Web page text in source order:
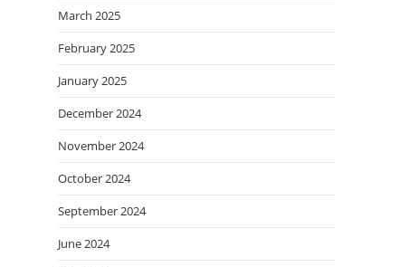
March 2025
February 2025
January 2025
December 2024
November 2024
October 2024
September 2024
June 2024